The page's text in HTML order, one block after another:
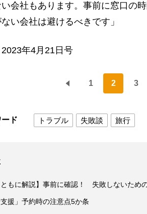
会社もあります。事前に窓口の
い会社は避けるべきです」
年4月21日号
1 2 3
ド トラブル 失敗談 旅行
ともに解説】事前に確認！ 失敗しないため
支援」予約時の注意点5か条